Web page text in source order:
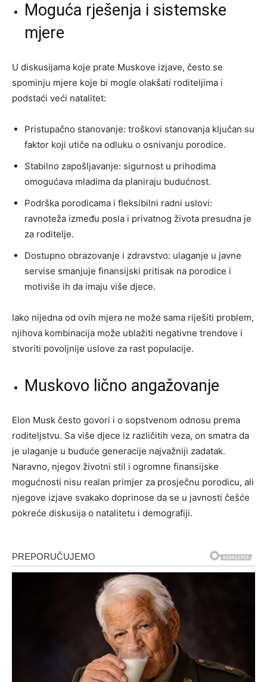
Moguća rješenja i sistemske
mjere
U diskusijama koje prate Muskove izjave, često se
spominju mjere koje bi mogle olakšati roditeljima i
podstaći veći natalitet:
Pristupačno stanovanje: troškovi stanovanja ključan su
faktor koji utiče na odluku o osnivanju porodice.
Stabilno zapošljavanje: sigurnost u prihodima
omogućava mladima da planiraju budućnost.
Podrška porodicama i fleksibilni radni uslovi:
ravnoteža između posla i privatnog života presudna je
za roditelje.
Dostupno obrazovanje i zdravstvo: ulaganje u javne
servise smanjuje finansijski pritisak na porodice i
motiviše ih da imaju više djece.
Iako nijedna od ovih mjera ne može sama riješiti problem,
njihova kombinacija može ublažiti negativne trendove i
stvoriti povoljnije uslove za rast populacije.
Muskovo lično angažovanje
Elon Musk često govori i o sopstvenom odnosu prema
roditeljstvu. Sa više djece iz različitih veza, on smatra da
je ulaganje u buduće generacije najvažniji zadatak.
Naravno, njegov životni stil i ogromne finansijske
mogućnosti nisu realan primjer za prosječnu porodicu, ali
njegove izjave svakako doprinose da se u javnosti češće
pokreće diskusija o natalitetu i demografiji.